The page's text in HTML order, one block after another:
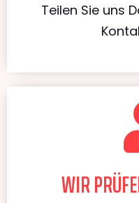
Teilen Sie uns
WIR